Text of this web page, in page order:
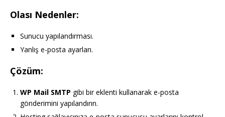
Olası Nedenler:
Sunucu yapılandırması.
Yanlış e-posta ayarları.
Çözüm:
WP Mail SMTP gibi bir eklenti kullanarak e-posta
gönderimini yapılandırın.